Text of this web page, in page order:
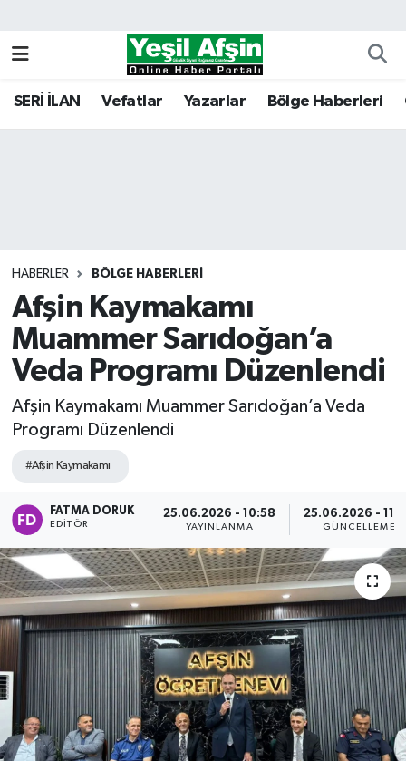
SERİ İLAN Vefatlar Yazarlar Bölge Haberleri
HABERLER BÖLGE HABERLERI
Afşin Kaymakamı
Muammer Sarıdoğan’a
Veda Programı Düzenlendi
Afşin Kaymakamı Muammer Sarıdoğan’a Veda
Programı Düzenlendi
#Afşin Kaymakamı
FATMA DORUK
EDITÖR
25.06.2026 - 10:58
YAYINLANMA
25.06.2026 -
GÜNCELLEME
Kahramanmaraş Nöbetçi Eczaneler
Tüm Manşetler
Son Dakika Haberleri